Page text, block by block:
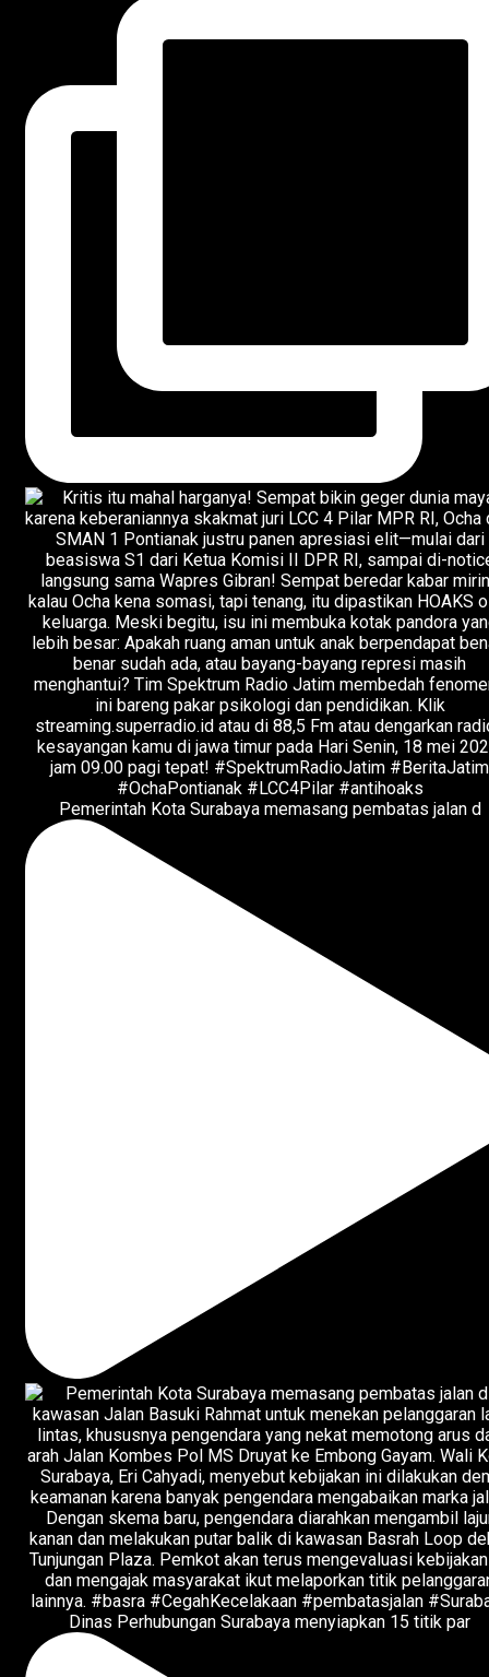
Pemerintah Kota Surabaya memasang pembatas jalan d
Dinas Perhubungan Surabaya menyiapkan 15 titik par